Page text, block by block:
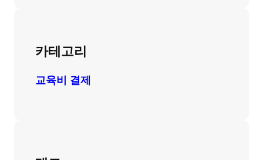
카테고리
교육비 결제